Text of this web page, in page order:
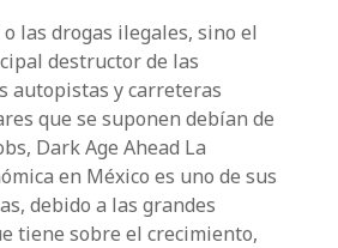
las drogas ilegales, sino el
destructor de las
autopistas y carreteras
que se suponen debían de
Dark Age Ahead La
en México es uno de sus
debido a las grandes
tiene sobre el crecimiento,